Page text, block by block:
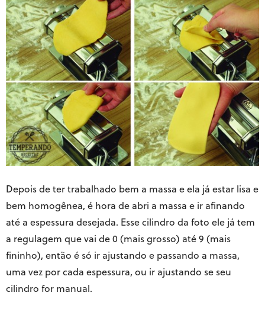
Depois de ter trabalhado bem a massa e ela já estar lisa e
bem homogênea, é hora de abri a massa e ir afinando
até a espessura desejada. Esse cilindro da foto ele já tem
a regulagem que vai de 0 (mais grosso) até 9 (mais
fininho), então é só ir ajustando e passando a massa,
uma vez por cada espessura, ou ir ajustando se seu
cilindro for manual.